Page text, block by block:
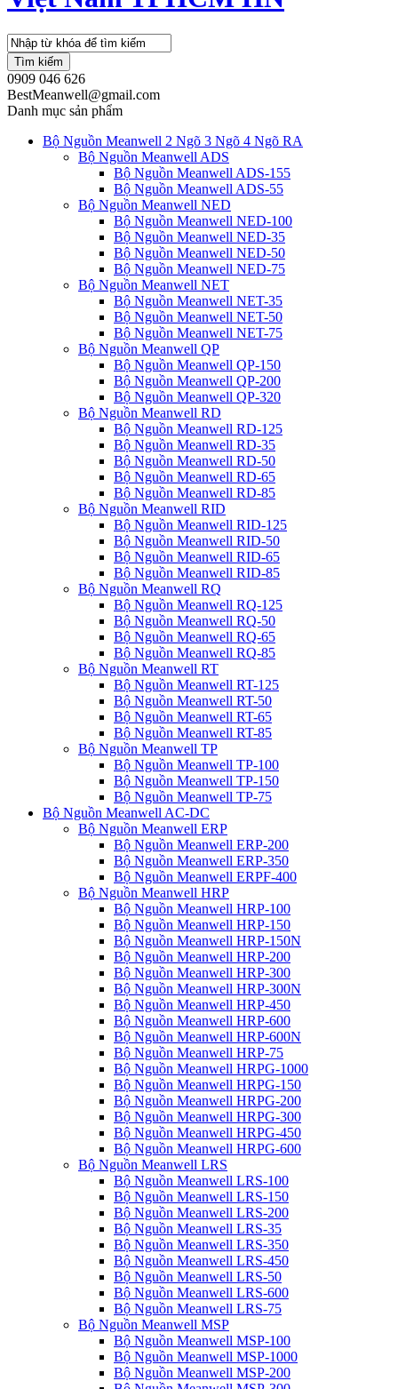
Tìm kiếm
0909 046 626
BestMeanwell@gmail.com
Danh mục sản phẩm
Bộ Nguồn Meanwell 2 Ngõ 3 Ngõ 4 Ngõ RA
Bộ Nguồn Meanwell ADS
Bộ Nguồn Meanwell ADS-155
Bộ Nguồn Meanwell ADS-55
Bộ Nguồn Meanwell NED
Bộ Nguồn Meanwell NED-100
Bộ Nguồn Meanwell NED-35
Bộ Nguồn Meanwell NED-50
Bộ Nguồn Meanwell NED-75
Bộ Nguồn Meanwell NET
Bộ Nguồn Meanwell NET-35
Bộ Nguồn Meanwell NET-50
Bộ Nguồn Meanwell NET-75
Bộ Nguồn Meanwell QP
Bộ Nguồn Meanwell QP-150
Bộ Nguồn Meanwell QP-200
Bộ Nguồn Meanwell QP-320
Bộ Nguồn Meanwell RD
Bộ Nguồn Meanwell RD-125
Bộ Nguồn Meanwell RD-35
Bộ Nguồn Meanwell RD-50
Bộ Nguồn Meanwell RD-65
Bộ Nguồn Meanwell RD-85
Bộ Nguồn Meanwell RID
Bộ Nguồn Meanwell RID-125
Bộ Nguồn Meanwell RID-50
Bộ Nguồn Meanwell RID-65
Bộ Nguồn Meanwell RID-85
Bộ Nguồn Meanwell RQ
Bộ Nguồn Meanwell RQ-125
Bộ Nguồn Meanwell RQ-50
Bộ Nguồn Meanwell RQ-65
Bộ Nguồn Meanwell RQ-85
Bộ Nguồn Meanwell RT
Bộ Nguồn Meanwell RT-125
Bộ Nguồn Meanwell RT-50
Bộ Nguồn Meanwell RT-65
Bộ Nguồn Meanwell RT-85
Bộ Nguồn Meanwell TP
Bộ Nguồn Meanwell TP-100
Bộ Nguồn Meanwell TP-150
Bộ Nguồn Meanwell TP-75
Bộ Nguồn Meanwell AC-DC
Bộ Nguồn Meanwell ERP
Bộ Nguồn Meanwell ERP-200
Bộ Nguồn Meanwell ERP-350
Bộ Nguồn Meanwell ERPF-400
Bộ Nguồn Meanwell HRP
Bộ Nguồn Meanwell HRP-100
Bộ Nguồn Meanwell HRP-150
Bộ Nguồn Meanwell HRP-150N
Bộ Nguồn Meanwell HRP-200
Bộ Nguồn Meanwell HRP-300
Bộ Nguồn Meanwell HRP-300N
Bộ Nguồn Meanwell HRP-450
Bộ Nguồn Meanwell HRP-600
Bộ Nguồn Meanwell HRP-600N
Bộ Nguồn Meanwell HRP-75
Bộ Nguồn Meanwell HRPG-1000
Bộ Nguồn Meanwell HRPG-150
Bộ Nguồn Meanwell HRPG-200
Bộ Nguồn Meanwell HRPG-300
Bộ Nguồn Meanwell HRPG-450
Bộ Nguồn Meanwell HRPG-600
Bộ Nguồn Meanwell LRS
Bộ Nguồn Meanwell LRS-100
Bộ Nguồn Meanwell LRS-150
Bộ Nguồn Meanwell LRS-200
Bộ Nguồn Meanwell LRS-35
Bộ Nguồn Meanwell LRS-350
Bộ Nguồn Meanwell LRS-450
Bộ Nguồn Meanwell LRS-50
Bộ Nguồn Meanwell LRS-600
Bộ Nguồn Meanwell LRS-75
Bộ Nguồn Meanwell MSP
Bộ Nguồn Meanwell MSP-100
Bộ Nguồn Meanwell MSP-1000
Bộ Nguồn Meanwell MSP-200